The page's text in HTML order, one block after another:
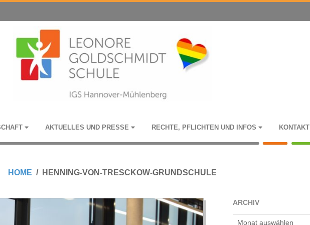
AKTU­EL­LES UND PRESSE RECHTE, PFLICH­TEN UND INFOS KON­TAKT
HOME HENNING-VON-TRESCKOW-GRUNDSCHULE
ARCHIV
Archiv